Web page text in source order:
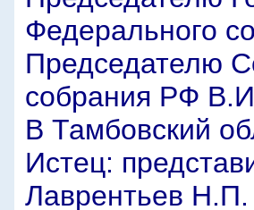
Федерального
Председателю
собрания РФ
В Тамбовский
Истец:
Лаврентьев Н.П.